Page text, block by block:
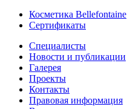
Косметика Bellefontaine
Сертификаты
Специалисты
Новости и публикации
Галерея
Проекты
Контакты
Правовая информация